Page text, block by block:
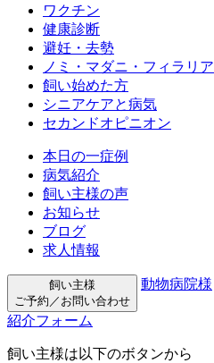
ワクチン
健康診断
避妊・去勢
ノミ・マダニ・フィラリア
飼い始めた方
シニアケアと病気
セカンドオピニオン
本日の一症例
病気紹介
飼い主様の声
お知らせ
ブログ
求人情報
飼い主様
ご予約／お問い合わせ
動物病院様
紹介フォーム
飼い主様は以下のボタンから